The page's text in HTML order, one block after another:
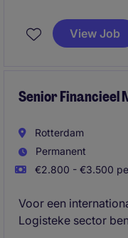
and develop key
customer
View Job
Senior Financieel
Rotterdam
Permanent
€2.800 - €3.500
Voor een
Logisteke sector